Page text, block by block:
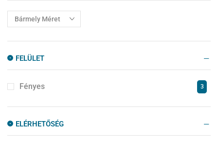
Zuhanytálcák
FELÜLET
Fényes 3
ELÉRHETŐSÉG